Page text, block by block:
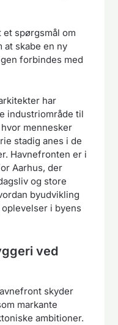
spørgsmål om
at skabe en ny
forbindes med
har
industriområde til
mennesker
stadig anes i de
Havnefronten er i
Aarhus, der
og store
byudvikling
i byens
ved
skyder
markante
ambitioner.